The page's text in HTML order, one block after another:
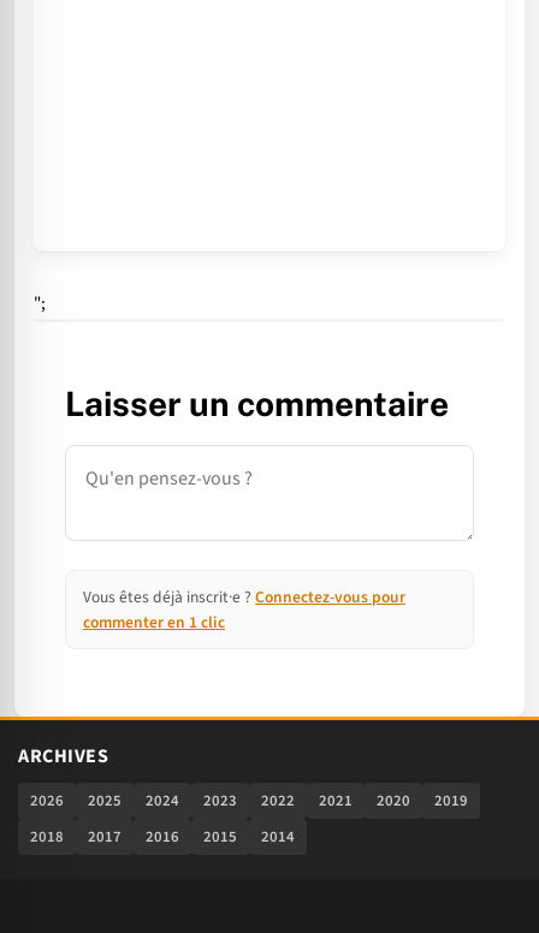
";
Laisser un commentaire
Commentaire
Vous êtes déjà inscrit·e ? Connectez-vous pour
commenter en 1 clic
ARCHIVES
2026 2025 2024 2023 2022 2021 2020
2019
2018
2017 2016 2015 2014